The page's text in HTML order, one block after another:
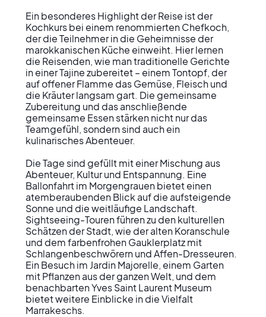
Ein besonderes Highlight der Reise ist der
Kochkurs bei einem renommierten Chefkoch,
der die Teilnehmer in die Geheimnisse der
marokkanischen Küche einweiht. Hier lernen
die Reisenden, wie man traditionelle Gerichte
in einer Tajine zubereitet – einem Tontopf, der
auf offener Flamme das Gemüse, Fleisch und
die Kräuter langsam gart. Die gemeinsame
Zubereitung und das anschließende
gemeinsame Essen stärken nicht nur das
Teamgefühl, sondern sind auch ein
kulinarisches Abenteuer.
Die Tage sind gefüllt mit einer Mischung aus
Abenteuer, Kultur und Entspannung. Eine
Ballonfahrt im Morgengrauen bietet einen
atemberaubenden Blick auf die aufsteigende
Sonne und die weitläufige Landschaft.
Sightseeing-Touren führen zu den kulturellen
Schätzen der Stadt, wie der alten Koranschule
und dem farbenfrohen Gauklerplatz mit
Schlangenbeschwörern und Affen-Dresseuren.
Ein Besuch im Jardin Majorelle, einem Garten
mit Pflanzen aus der ganzen Welt, und dem
benachbarten Yves Saint Laurent Museum
bietet weitere Einblicke in die Vielfalt
Marrakeschs.